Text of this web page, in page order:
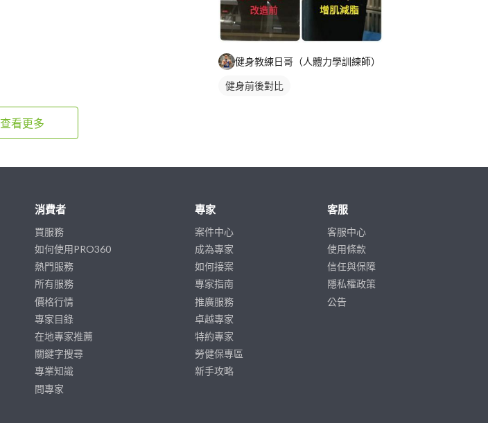
健身教練日哥（人體力學訓練師）
健身前後對比
查看更多
消費者
買服務
如何使用PRO360
熱門服務
所有服務
價格行情
專家目錄
在地專家推薦
關鍵字搜尋
專業知識
問專家
專家
案件中心
成為專家
如何接案
專家指南
推廣服務
卓越專家
特約專家
勞健保專區
新手攻略
客服
客服中心
使用條款
信任與保障
隱私權政策
公告